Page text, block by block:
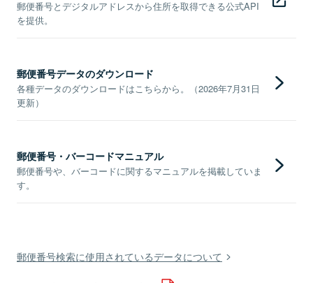
郵便番号とデジタルアドレスから住所を取得できる公式API
を提供。
郵便番号データのダウンロード
各種データのダウンロードはこちらから。（2026年7月31日
更新）
郵便番号・バーコードマニュアル
郵便番号や、バーコードに関するマニュアルを掲載していま
す。
郵便番号検索に使用されているデータについて